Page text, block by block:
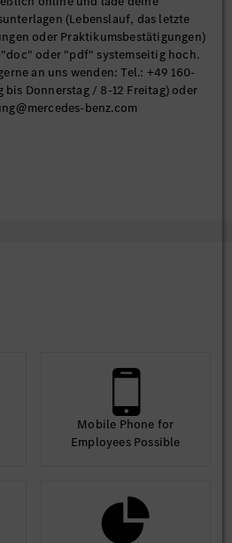
(Lebenslauf, das letzte
oder Praktikumsbestätigungen)
oder "pdf" systemseitig hoch.
an uns wenden: Tel.: +49 160-
bis Donnerstag / 8-12 Freitag) oder
benz.com
Mobile Phone for
Employees Possible